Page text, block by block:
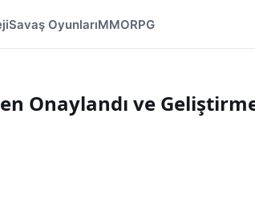
Savaş OyunlarıMMORPG
Onaylandı ve